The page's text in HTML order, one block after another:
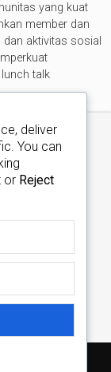
yang kuat
member dan
aktivitas sosial
talk
deliver
You can
or Reject